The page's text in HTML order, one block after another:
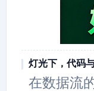
灯光下，代码
在数据流